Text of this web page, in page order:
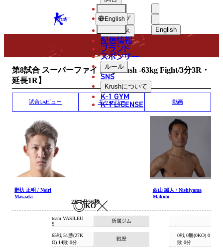
KRUSH English
العربية
ショップ
ニュース
配信情報
ブランド
スポンサー
ルール
SNS
Krushについて
K-1 GYM
K-1 LICENSE
English
MATCH RESULT
試合結果
第8試合 スーパーファイト 【Krush -63kg Fight/3分3R・
延長1R】
試合レビュー ギャラリー 動画
野杁 正明 / Noiri
Masaaki
KO
2R 1分56秒
西山 誠人 / Nishiyama
Makoto
所属ジム
team VASILEU
S
戦歴
65戦 51勝(27K
O) 14敗 0分
0戦 0勝(0KO) 0
敗 0分